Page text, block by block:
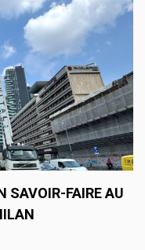
SAVOIR-FAIRE AU